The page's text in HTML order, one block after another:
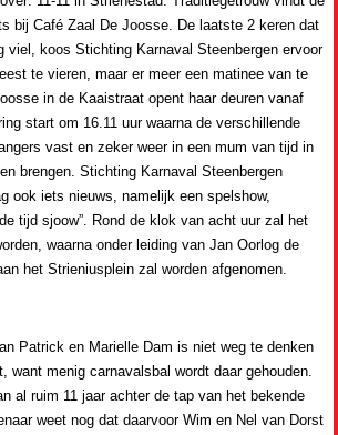
bij Café Zaal De Joosse. De laatste 2 keren dat
viel, koos Stichting Karnaval Steenbergen ervoor
te vieren, maar er meer een matinee van te
in de Kaaistraat opent haar deuren vanaf
start om 16.11 uur waarna de verschillende
vast en zeker weer in een mum van tijd in
brengen. Stichting Karnaval Steenbergen
ook iets nieuws, namelijk een spelshow,
tijd sjoow”. Rond de klok van acht uur zal het
waarna onder leiding van Jan Oorlog de
het Strieniusplein zal worden afgenomen.
Patrick en Marielle Dam is niet weg te denken
want menig carnavalsbal wordt daar gehouden.
al ruim 11 jaar achter de tap van het bekende
weet nog dat daarvoor Wim en Nel van Dorst